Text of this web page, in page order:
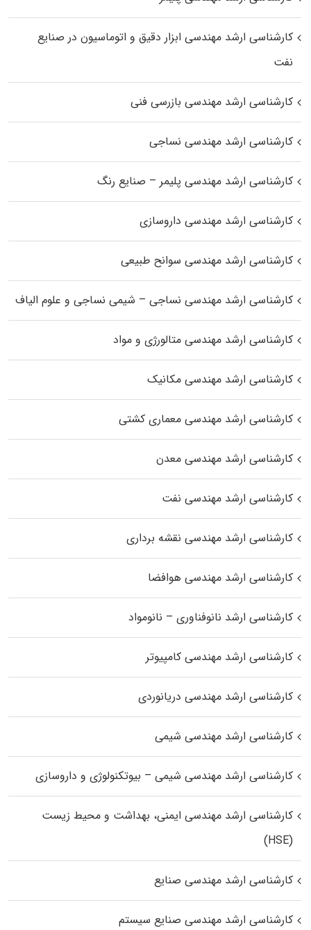
کارشناسی ارشد مهندسی ابزار دقیق و اتوماسیون در صنایع
نفت
کارشناسی ارشد مهندسی بازرسی فنی
کارشناسی ارشد مهندسی نساجی
کارشناسی ارشد مهندسی پلیمر – صنایع رنگ
کارشناسی ارشد مهندسی داروسازی
کارشناسی ارشد مهندسی سوانح طبیعی
کارشناسی ارشد مهندسی نساجی – شیمی نساجی و علوم الیاف
کارشناسی ارشد مهندسی متالورژی و مواد
کارشناسی ارشد مهندسی مکانیک
کارشناسی ارشد مهندسی معماری کشتی
کارشناسی ارشد مهندسی معدن
کارشناسی ارشد مهندسی نفت
کارشناسی ارشد مهندسی نقشه برداری
کارشناسی ارشد مهندسی هوافضا
کارشناسی ارشد نانوفناوری – نانومواد
کارشناسی ارشد مهندسی کامپیوتر
کارشناسی ارشد مهندسی دریانوردی
کارشناسی ارشد مهندسی شیمی
کارشناسی ارشد مهندسی شیمی – بیوتکنولوژی و داروسازی
کارشناسی ارشد مهندسی ایمنی، بهداشت و محیط زیست
(HSE)
کارشناسی ارشد مهندسی صنایع
کارشناسی ارشد مهندسی صنایع سیستم